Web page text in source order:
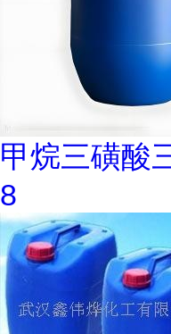
甲烷三磺酸
8